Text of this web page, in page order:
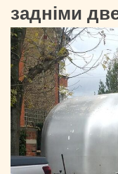
задніми